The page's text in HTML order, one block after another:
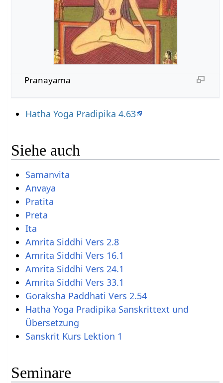
Pranayama
Hatha Yoga Pradipika 4.63
Siehe auch
Samanvita
Anvaya
Pratita
Preta
Ita
Amrita Siddhi Vers 2.8
Amrita Siddhi Vers 16.1
Amrita Siddhi Vers 24.1
Amrita Siddhi Vers 33.1
Goraksha Paddhati Vers 2.54
Hatha Yoga Pradipika Sanskrittext und
Übersetzung
Sanskrit Kurs Lektion 1
Seminare